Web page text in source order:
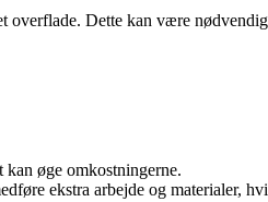
Dette kan være
øge omkostningerne.
ekstra arbejde og materialer,